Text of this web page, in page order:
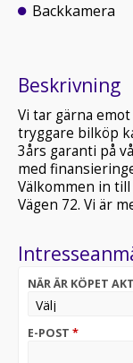
Backkamera
Beskrivning
Vi tar gärna
tryggare bilköp
3års garanti på
med
Välkommen in
Vägen 72. Vi är
NÄR ÄR KÖPET
E-POST *